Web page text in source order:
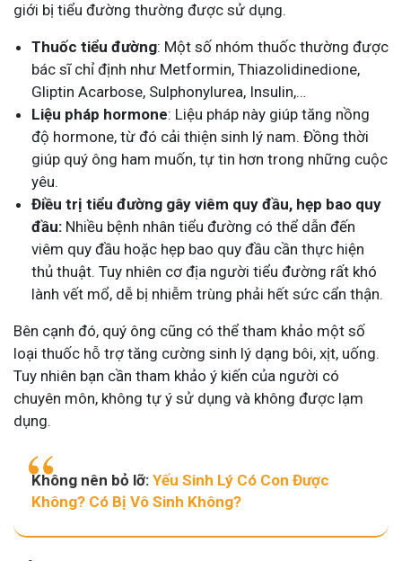
giới bị tiểu đường thường được sử dụng.
Thuốc tiểu đường: Một số nhóm thuốc thường được
bác sĩ chỉ định như Metformin, Thiazolidinedione,
Gliptin Acarbose, Sulphonylurea, Insulin,…
Liệu pháp hormone: Liệu pháp này giúp tăng nồng
độ hormone, từ đó cải thiện sinh lý nam. Đồng thời
giúp quý ông ham muốn, tự tin hơn trong những cuộc
yêu.
Điều trị tiểu đường gây viêm quy đầu, hẹp bao quy
đầu: Nhiều bệnh nhân tiểu đường có thể dẫn đến
viêm quy đầu hoặc hẹp bao quy đầu cần thực hiện
thủ thuật. Tuy nhiên cơ địa người tiểu đường rất khó
lành vết mổ, dễ bị nhiễm trùng phải hết sức cẩn thận.
Bên cạnh đó, quý ông cũng có thể tham khảo một số
loại thuốc hỗ trợ tăng cường sinh lý dạng bôi, xịt, uống.
Tuy nhiên bạn cần tham khảo ý kiến của người có
chuyên môn, không tự ý sử dụng và không được lạm
dụng.
Không nên bỏ lỡ: Yếu Sinh Lý Có Con Được
Không? Có Bị Vô Sinh Không?